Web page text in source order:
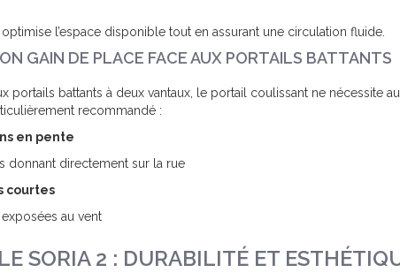
l’espace disponible tout en assurant une circulation fluide.
GAIN DE PLACE FACE AUX PORTAILS BATTANTS
portails battants à deux vantaux, le portail coulissant ne nécessite
recommandé :
en pente
donnant directement sur la rue
courtes
au vent
SORIA 2 : DURABILITÉ ET